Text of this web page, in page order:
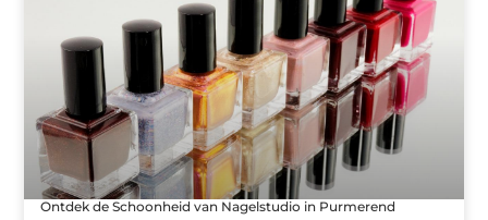
Ontdek de Schoonheid van Nagelstudio in Purmerend